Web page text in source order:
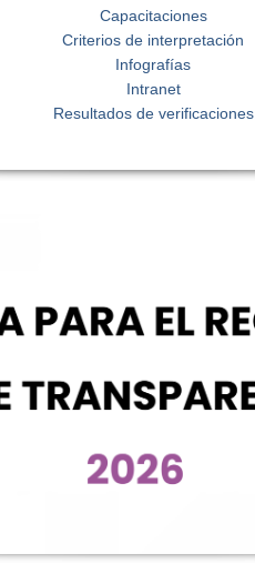
Capacitaciones
Criterios de interpretación
Infografías
Intranet
Resultados de verificaciones